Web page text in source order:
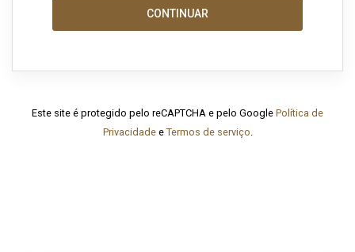
CONTINUAR
Este site é protegido pelo reCAPTCHA e pelo Google Política de
Privacidadee Termos de serviço